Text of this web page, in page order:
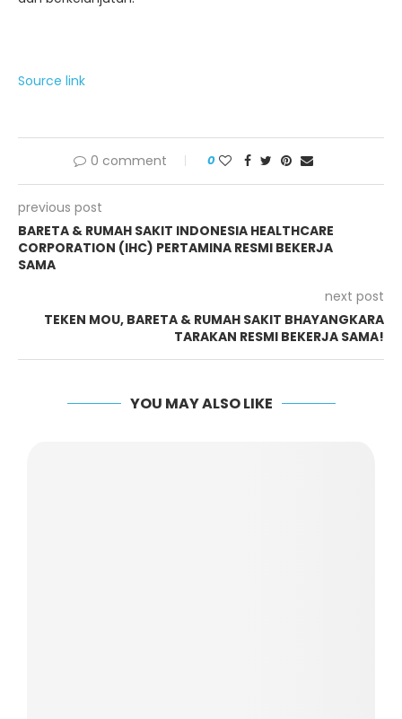
Source link
0 comment 0
previous post
BARETA & RUMAH SAKIT INDONESIA HEALTHCARE
CORPORATION (IHC) PERTAMINA RESMI BEKERJA
SAMA
next post
TEKEN MOU, BARETA & RUMAH SAKIT BHAYANGKARA
TARAKAN RESMI BEKERJA SAMA!
YOU MAY ALSO LIKE